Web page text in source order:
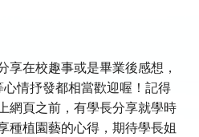
享在校趣事或是畢業後感想，
情抒發都相當歡迎喔！記得
網頁之前，有學長分享就學時
種植園藝的心得，期待學長姐